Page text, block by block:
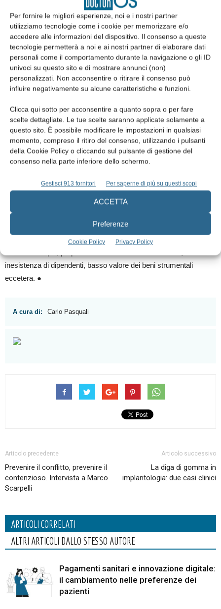
Per fornire le migliori esperienze, noi e i nostri partner
utilizziamo tecnologie come i cookie per memorizzare e/o
accedere alle informazioni del dispositivo. Il consenso a queste
tecnologie permetterà a noi e ai nostri partner di elaborare dati
personali come il comportamento durante la navigazione o gli ID
univoci su questo sito e di mostrare annunci (non)
personalizzati. Non acconsentire o ritirare il consenso può
influire negativamente su alcune caratteristiche e funzioni.
Clicca qui sotto per acconsentire a quanto sopra o per fare
scelte dettagliate. Le tue scelte saranno applicate solamente a
questo sito. È possibile modificare le impostazioni in qualsiasi
momento, compreso il ritiro del consenso, utilizzando i pulsanti
della Cookie Policy o cliccando sul pulsante di gestione del
consenso nella parte inferiore dello schermo.
Gestisci 913 fornitori Per saperne di più su questi scopi
ACCETTA
Preferenze
Cookie Policy Privacy Policy
(sentenza n. 547 del 15.01.2016) ha invitato il giudice di merito,
eventualmente adito a risolvere la controversia, nella
considerazione che “anche una spesa consistente riferita
all’acquisto di un macchinario indispensabile per l’esercizio della
professione può rilevarsi inidonea a significare l’esistenza del
presupposto impositivo dell’autonoma organizzazione, tutte le
volte in cui il capitale a tal fine investito non valga a rappresentare
mera attività intellettuale del professionista ma risulti ad essa
asservito ai fini dell’acquisto di attrezzatura connaturata e
indispensabile all’esercizio dell’attività medesima e come tale
inidoneo ad assumere rilievo, quale fattore produttivo di reddito,
distinguibile da quello rappresentato dalla stessa attività
In definitiva la complessa questione, che merita comunque un
intervento sicuramente chiarificatore del legislatore, deve essere
affrontata rifacendosi al caso concreto e all’effettività
dell’intervento del professionista nell’organizzare i fattori produttivi
allo stesso asserviti prescindendo dal formalismo quale, a puro
inesistenza di dipendenti, basso valore dei beni strumentali
eccetera. ●
A cura di: Carlo Pasquali
Articolo precedente
Prevenire il conflitto, prevenire il
contenzioso. Intervista a Marco
Scarpelli
Articolo successivo
La diga di gomma in
implantologia: due casi clinici
ARTICOLI CORRELATI
ALTRI ARTICOLI DALLO STESSO AUTORE
Pagamenti sanitari e innovazione digitale:
il cambiamento nelle preferenze dei
pazienti